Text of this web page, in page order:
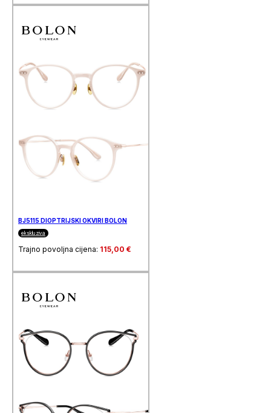
BJ5115 DIOPTRIJSKI OKVIRI BOLON
ekskluziva
Trajno povoljna cijena: 115,00 €